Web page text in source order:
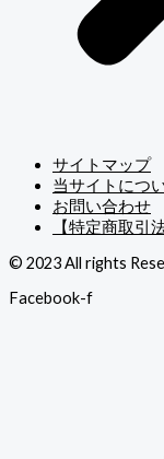
サイトマップ
当サイトにつ
お問い合わせ
【特定商取引
© 2023 All rights
Facebook-f